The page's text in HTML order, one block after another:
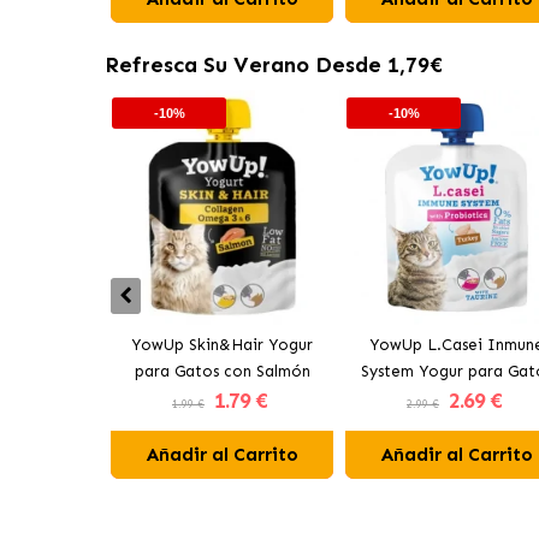
Refresca Su Verano Desde 1,79€
-10%
YowUp Skin&Hair Yogur
para Gatos con Salmón
1.99 € 1.79 €
Añadir al Carrito
-10%
YowUp L.Casei
System Yogur para
con Pavo
2.99 € 2.69 €
Añadir al Carrito